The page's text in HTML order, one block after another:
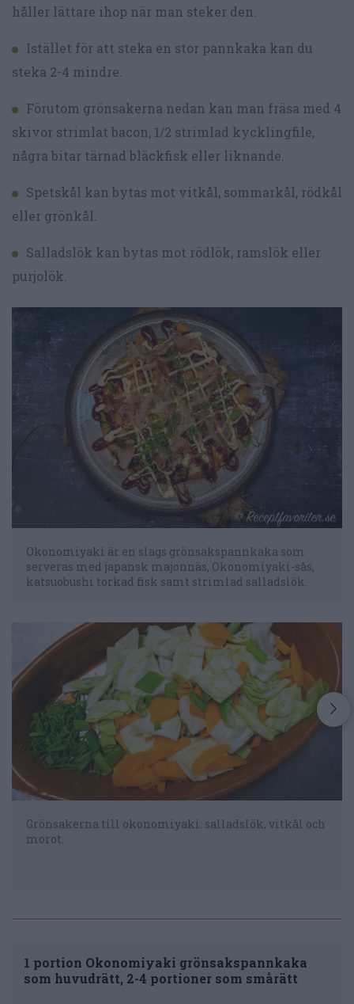
håller lättare ihop när man steker den.
Istället för att steka en stor pannkaka kan du
steka 2-4 mindre.
Förutom grönsakerna nedan kan man fräsa med 4
skivor strimlat bacon, 1/2 strimlad kycklingfile,
några bitar tärnad bläckfisk eller liknande.
Spetskål kan bytas mot vitkål, sommarkål, rödkål
eller grönkål.
Salladslök kan bytas mot rödlök, ramslök eller
purjolök.
Okonomiyaki är en slags grönsakspannkaka som
serveras med japansk majonnäs, Okonomiyaki-sås,
katsuobushi torkad fisk samt strimlad salladslök.
Grönsakerna till okonomiyaki: salladslök, vitkål och
morot.
1 portion Okonomiyaki grönsakspannkaka
som huvudrätt, 2-4 portioner som smårätt